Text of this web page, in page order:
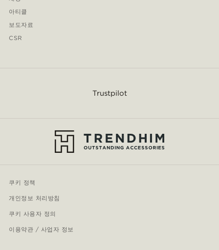
아티클
보도자료
CSR
Trustpilot
쿠키 정책
개인정보 처리방침
쿠키 사용자 정의
이용약관 / 사업자 정보